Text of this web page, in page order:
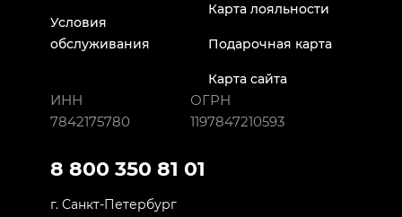
Условия
обслуживания
Карта лояльности
Подарочная карта
Карта сайта
ИНН
7842175780
ОГРН
1197847210593
8 800 350 81 01
г. Санкт-Петербург